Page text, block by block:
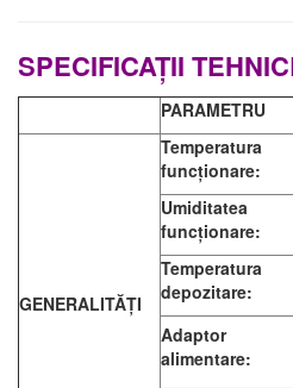
SPECIFICAȚII
PARAMETRU
GENERALITĂȚI
Temperatura
funcționare:
Umiditatea
funcționare:
Temperatura
depozitare:
Adaptor
alimentare: